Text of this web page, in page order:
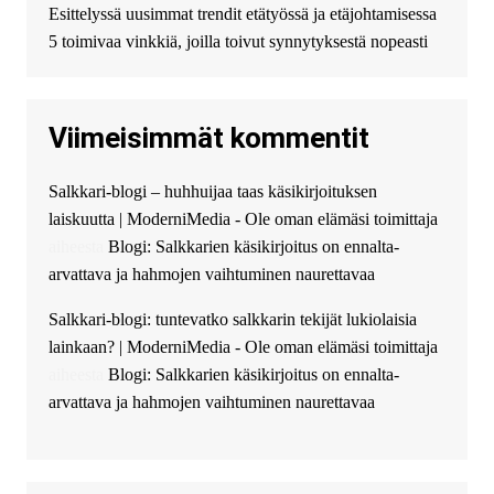
избыточных вопросов и
документов? Тогда обратитесь
guest_4889 :Cmon Suomi 👏
The Admin: High five! You’ve
successfully installed Simple
Ajax Chat.
Esittelyssä uusimmat trendit etätyössä ja etäjohtamisessa
5 toimivaa vinkkiä, joilla toivut synnytyksestä nopeasti
Viimeisimmät kommentit
Salkkari-blogi – huhhuijaa taas käsikirjoituksen
laiskuutta | ModerniMedia - Ole oman elämäsi toimittaja
Blogi: Salkkarien käsikirjoitus on ennalta-
arvattava ja hahmojen vaihtuminen naurettavaa
Salkkari-blogi: tuntevatko salkkarin tekijät lukiolaisia
lainkaan? | ModerniMedia - Ole oman elämäsi toimittaja
Blogi: Salkkarien käsikirjoitus on ennalta-
arvattava ja hahmojen vaihtuminen naurettavaa